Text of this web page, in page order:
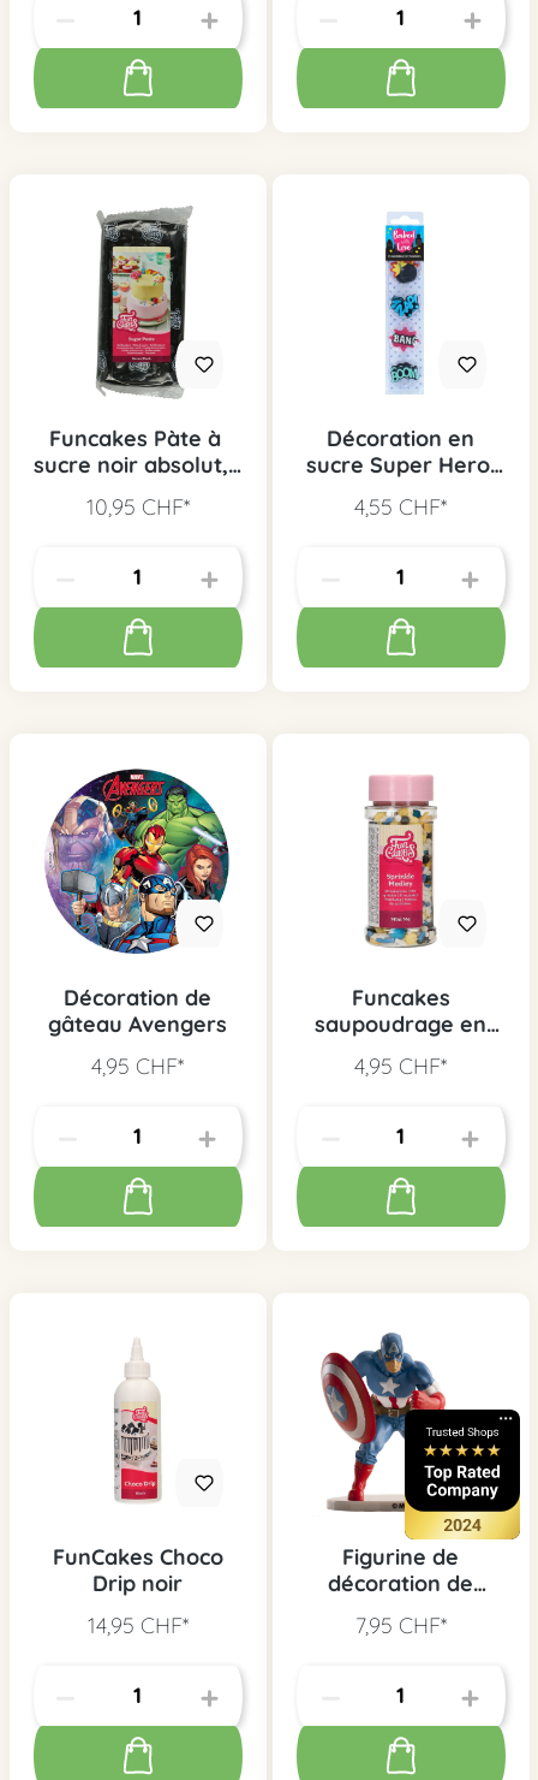
Funcakes Pàte à
sucre noir absolut, 1
10,95 CHF*
Décoration en
sucre Super Hero,
4,55 CHF*
Décoration de
gâteau Avengers
4,95 CHF*
Funcakes
saupoudrage en
Sprinkle, 65 g
4,95 CHF*
FunCakes Choco
Drip noir
14,95 CHF*
Figurine de
décoration de
7,95 CHF*